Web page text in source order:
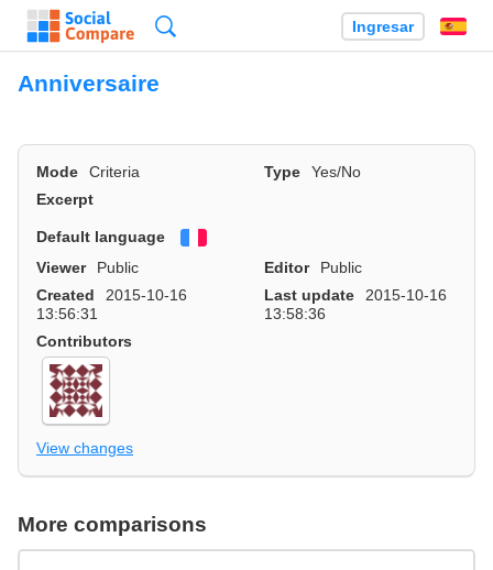
Ingresar
Anniversaire
Mode Criteria Type
Yes/No
Excerpt
Default language
Viewer
Public Editor
Public
Created
2015-10-16
13:56:31
Last update
2015-10-16
13:58:36
Contributors
View changes
More comparisons